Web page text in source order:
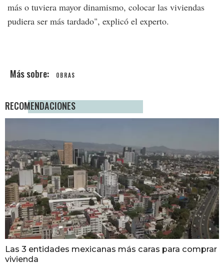
más o tuviera mayor dinamismo, colocar las viviendas
pudiera ser más tardado", explicó el experto.
OBRAS
RECOMENDACIONES
Las 3 entidades mexicanas más caras para comprar
vivienda